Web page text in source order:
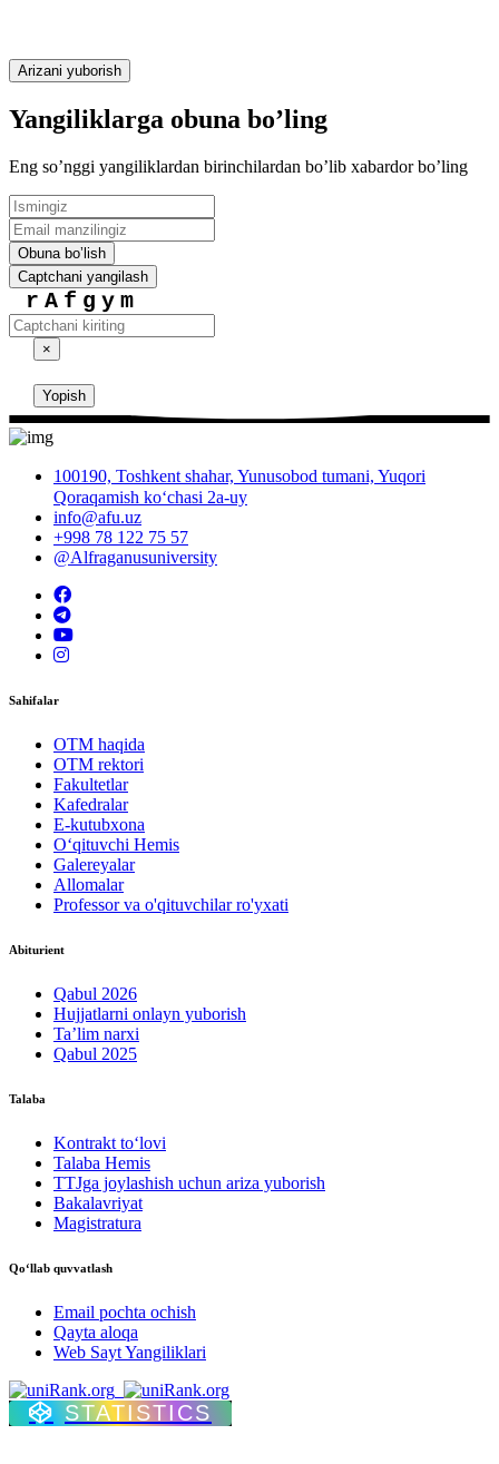
Arizani yuborish
Yangiliklarga obuna boʼling
Eng soʼnggi yangiliklardan birinchilardan boʼlib xabardor boʼling
Obuna boʼlish
Captchani yangilash
rAfgym
×
Yopish
100190, Toshkent shahar, Yunusobod tumani, Yuqori
Qoraqamish ko‘chasi 2a-uy
info@afu.uz
+998 78 122 75 57
@Alfraganusuniversity
Sahifalar
OTM haqida
OTM rektori
Fakultetlar
Kafedralar
E-kutubxona
O‘qituvchi Hemis
Galereyalar
Allomalar
Professor va o'qituvchilar ro'yxati
Abiturient
Qabul 2026
Hujjatlarni onlayn yuborish
Ta’lim narxi
Qabul 2025
Talaba
Kontrakt to‘lovі
Talaba Hemis
TTJga joylashish uchun ariza yuborish
Bakalavriyat
Magistratura
Qo‘llab quvvatlash
Email pochta ochish
Qayta aloqa
Web Sayt Yangiliklari
STATISTICS